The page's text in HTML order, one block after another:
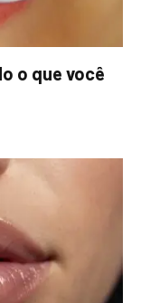
o que você